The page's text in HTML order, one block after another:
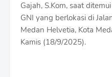
Gajah, S.Kom, saat
GNI yang berlokasi di
Medan Helvetia, Kota
Kamis (18/9/2025).